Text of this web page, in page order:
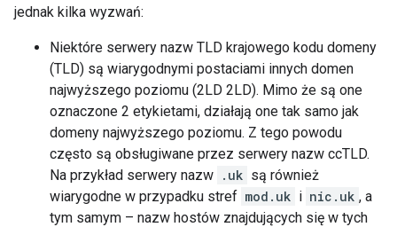
jednak kilka wyzwań:
Niektóre serwery nazw TLD krajowego kodu domeny
(TLD) są wiarygodnymi postaciami innych domen
najwyższego poziomu (2LD 2LD). Mimo że są one
oznaczone 2 etykietami, działają one tak samo jak
domeny najwyższego poziomu. Z tego powodu
często są obsługiwane przez serwery nazw ccTLD.
Na przykład serwery nazw .uk są również
wiarygodne w przypadku stref mod.uk i nic.uk , a
tym samym – nazw hostów znajdujących się w tych